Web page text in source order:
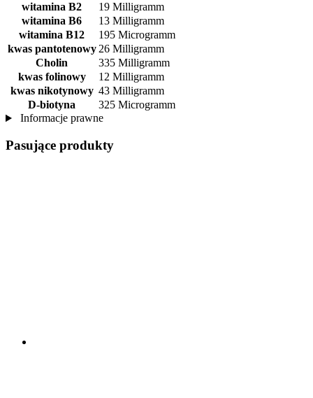
witamina B2
19 Milligramm
witamina B6
13 Milligramm
witamina B12
195 Microgramm
kwas pantotenowy 26 Milligramm
Cholin
335 Milligramm
kwas folinowy
12 Milligramm
kwas nikotynowy 43 Milligramm
D-biotyna
325 Microgramm
Informacje prawne
Pasujące produkty